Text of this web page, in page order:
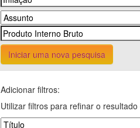
Iniciar uma nova pesquisa
Adicionar filtros:
Utilizar filtros para refinar o